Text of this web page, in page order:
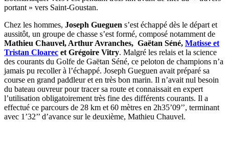
portant » vers Saint-Goustan.
Chez les hommes, Joseph Gueguen s’est échappé dès le départ et
aussitôt, un groupe de chasse s’est formé, composé notamment de
Mathieu Chauvel, Arthur Avranches, Gaëtan Séné, Matisse et
Tristan Cloarec et Grégoire Vitry. Malgré les relais et la science
des courants du Golfe de Gaëtan Séné, ce peloton de champions n’a
jamais pu recoller à l’échappé. Joseph Gueguen avait préparé sa
course en grand paddleur et en très bon marin. Il n’avait nul besoin
du bateau ouvreur pour tracer sa route et connaissait en expert
l’utilisation obligatoirement très fine des différents courants. Il a
effectué ce parcours de 28 km et 60 mètres en 2h35’09’’, terminant
avec 1’32’’ d’avance sur le deuxième, Mathieu Chauvel.